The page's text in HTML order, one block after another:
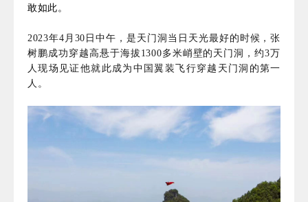
敢如此。
2023年4月30日中午，是天门洞当日天光最好的时候，张
树鹏成功穿越高悬于海拔1300多米峭壁的天门洞，约3万
人现场见证他就此成为中国翼装飞行穿越天门洞的第一
人。